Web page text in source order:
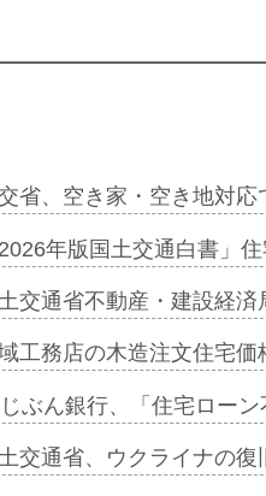
サー契約…
起用…
ミーレキ…
も城南エ…
合型の賃…
ンカフェ…
省、空き家・空き地対
年版国土交通白書」
交通省不動産・建設経
工務店の木造注文住宅
ぶん銀行、「住宅ロー
交通省、ウクライナの